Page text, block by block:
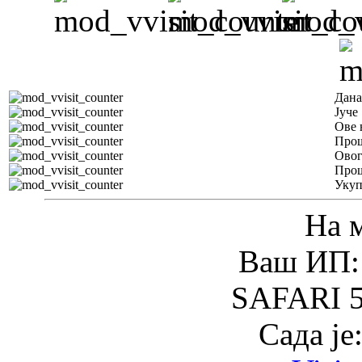
Јуче
Ове
На
Ваш ИП:
SAFARI
Сада